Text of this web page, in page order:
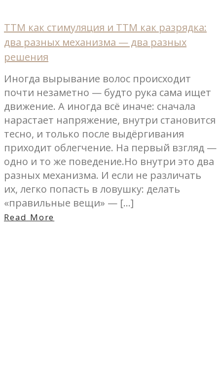
ТТМ как стимуляция и ТТМ как разрядка:
два разных механизма — два разных
решения
Иногда вырывание волос происходит
почти незаметно — будто рука сама ищет
движение. А иногда всё иначе: сначала
нарастает напряжение, внутри становится
тесно, и только после выдёргивания
приходит облегчение. На первый взгляд —
одно и то же поведение.Но внутри это два
разных механизма. И если не различать
их, легко попасть в ловушку: делать
«правильные вещи» — […]
Read More